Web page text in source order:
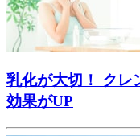
乳化が大切！ クレ
効果がUP